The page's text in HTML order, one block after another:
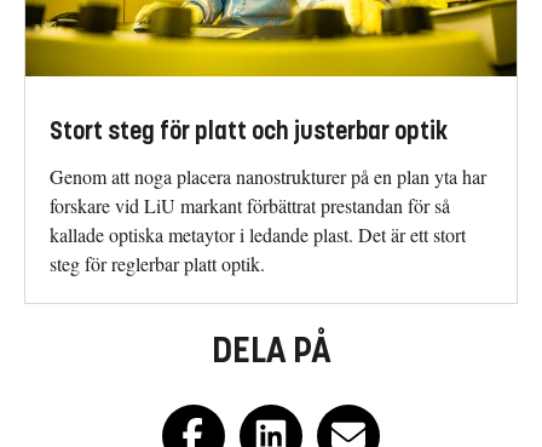
Stort steg för platt och justerbar optik
Genom att noga placera nanostrukturer på en plan yta har
forskare vid LiU markant förbättrat prestandan för så
kallade optiska metaytor i ledande plast. Det är ett stort
steg för reglerbar platt optik.
DELA PÅ